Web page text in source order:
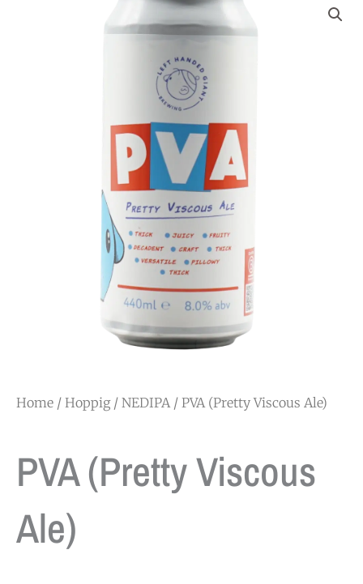
Home / Hoppig/ NEDIPA / PVA (Pretty Viscous Ale)
PVA (Pretty Viscous
Ale)